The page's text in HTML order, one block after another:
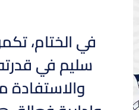
في الختام،
سليم في
والاستفادة